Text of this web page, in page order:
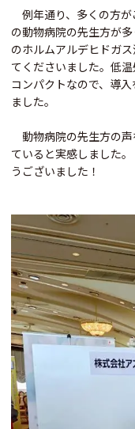
例年通り、多くの方が
の動物病院の先生方が
のホルムアルデヒドガス
てくださいました。低
コンパクトなので、導
ました。
動物病院の先生方の
ていると実感しました
うございました！